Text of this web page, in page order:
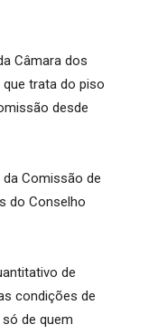
Câmara dos
que trata do piso
desde
da Comissão de
do Conselho
de
condições de
de quem